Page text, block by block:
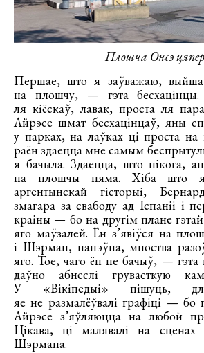
Плошча Онсэ цяпер
Першае, што я заўважаю,
на плошчу, — гэта
ля кіёскаў, лавак, проста ля
Айрэсе шмат бесхацінцаў, яны
у парках, на лаўках ці проста на
раён здаецца мне самым
я бачыла. Здаецца, што нікога,
на плошчы няма. Хіба што
аргентынскай гісторыі,
змагара за свабоду ад Іспаніі і
краіны — бо на другім плане
яго маўзалей. Ён з’явіўся на
і Шэрман, напэўна, мноства
яго. Тое, чаго ён не бачыў, — гэта
даўно абнеслі грувасткую
У «Вікіпедыі» пішуць,
яе не размалёўвалі графіці — бо
Айрэсе з’яўляюцца на любой
Цікава, ці малявалі на
Шэрмана.